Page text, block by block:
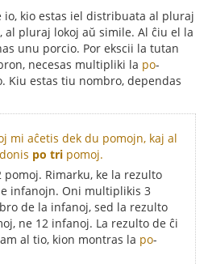
io, kio estas iel distribuata al pluraj
al pluraj lokoj aŭ simile. Al ĉiu el la
unu porcio. Por ekscii la tutan
necesas multipliki la po-
Kiu estas tiu nombro, dependas
mi aĉetis dek du pomojn, kaj al
po tri pomoj.
pomoj. Rimarku, ke la rezulto
infanojn. Oni multiplikis 3
de la infanoj, sed la rezulto
ne 12 infanoj. La rezulto de ĉi
al tio, kion montras la po-